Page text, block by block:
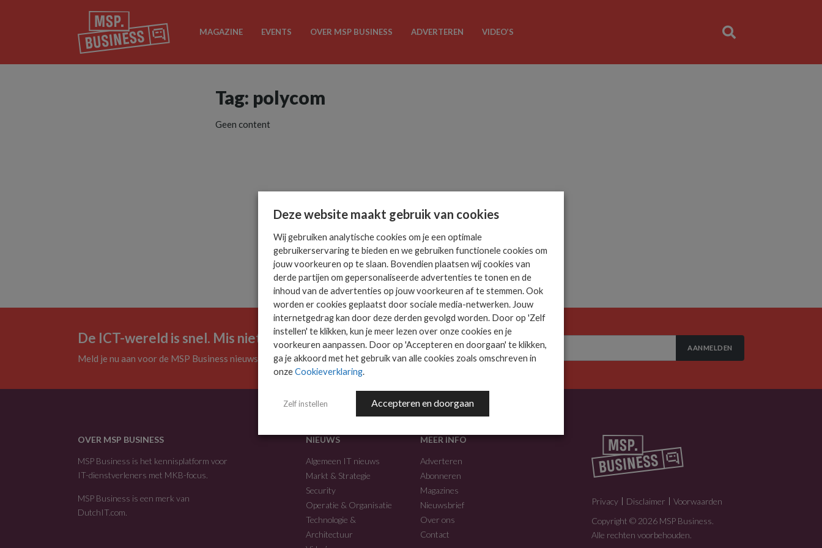
MAGAZINE EVENTS OVER MSP BUSINESS ADVERTEREN VIDEO’S
Tag: polycom
Geen content
De ICT-wereld is snel. Mis niets.
Meld je nu aan voor de MSP Business nieuwsbrief.
AANMELDEN
OVER MSP BUSINESS
MSP Business is het kennisplatform voor
IT-dienstverleners met MKB-focus.
MSP Business is een merk van
DutchIT.com
NIEUWS
Algemeen IT nieuws
Markt & Strategie
Security
Operatie & Organisatie
Technologie &
Architectuur
MEER INFO
Adverteren
Abonneren
Magazines
Nieuwsbrief
Over ons
Contact
Privacy Disclaimer
Voorwaarden
Copyright © 2026 MSP Business.
Alle rechten voorbehouden.
Deze website maakt gebruik van cookies
Wij gebruiken analytische cookies om je een optimale
gebruikerservaring te bieden en we gebruiken functionele cookies om
jouw voorkeuren op te slaan. Bovendien plaatsen wij cookies van
derde partijen om gepersonaliseerde advertenties te tonen en de
inhoud van de advertenties op jouw voorkeuren af te stemmen. Ook
worden er cookies geplaatst door sociale media-netwerken. Jouw
internetgedrag kan door deze derden gevolgd worden. Door op 'Zelf
instellen' te klikken, kun je meer lezen over onze cookies en je
voorkeuren aanpassen. Door op 'Accepteren en doorgaan' te klikken,
ga je akkoord met het gebruik van alle cookies zoals omschreven in
onzeCookieverklaring.
Zelf instellen Accepteren en doorgaan